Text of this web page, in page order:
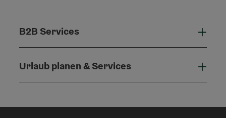
B2B Services
Urlaub planen & Services